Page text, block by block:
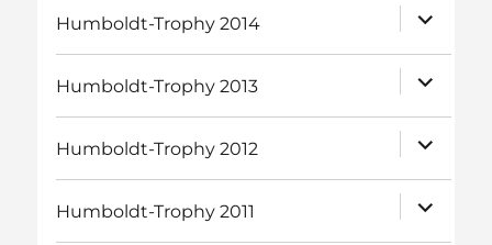
Humboldt-Trophy 2014
öffnen
Humboldt-Trophy 2013
öffnen
Humboldt-Trophy 2012
öffnen
Humboldt-Trophy 2011
öffnen